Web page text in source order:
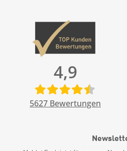
4,9
5627 Bewertungen